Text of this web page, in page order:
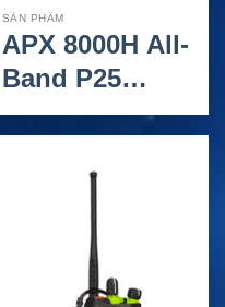
SẢN PHẨM
APX 8000H All-
Band P25
HazLoc
– Bộ Đàm P25
Băng Tần